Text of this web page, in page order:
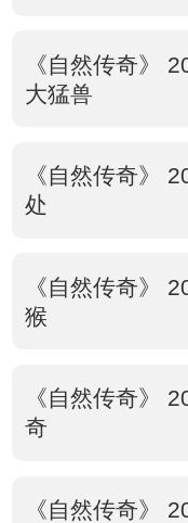
《自然传奇》
大猛兽
《自然传奇》
处
《自然传奇》
猴
《自然传奇》
奇
《自然传奇》